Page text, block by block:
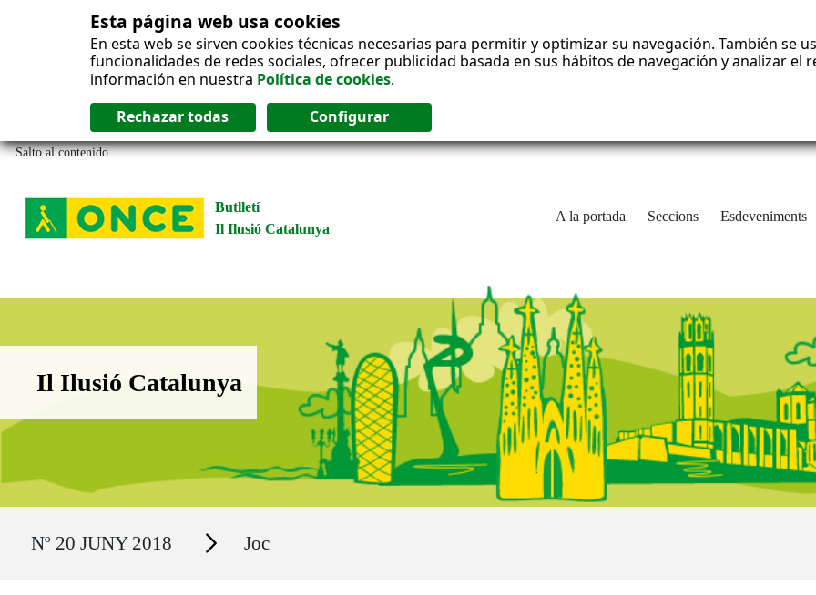
Esta página web usa cookies
En esta web se sirven cookies técnicas necesarias para permitir y optimizar su navegación. También se
funcionalidades de redes sociales, ofrecer publicidad basada en sus hábitos de navegación y analizar
información en nuestra Política de cookies.
Salto al contenido
Butlletí
Il Ilusió Catalunya
A la portada Seccions Esdeveniments
Boletín Il·lusió Catalunya
Il Ilusió Catalunya
Nº 20 JUNY 2018 Secciones Joc